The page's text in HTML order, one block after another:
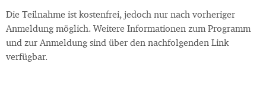
Die Teilnahme ist kostenfrei, jedoch nur nach vorheriger
Anmeldung möglich. Weitere Informationen zum Programm
und zur Anmeldung sind über den nachfolgenden Link
verfügbar.